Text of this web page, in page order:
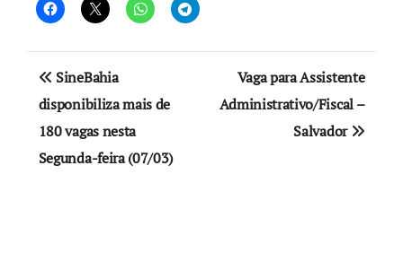
Navegação
de
Post
SineBahia
disponibiliza mais de
180 vagas nesta
Segunda-feira (07/03)
Vaga para Assistente
Administrativo/Fiscal –
Salvador